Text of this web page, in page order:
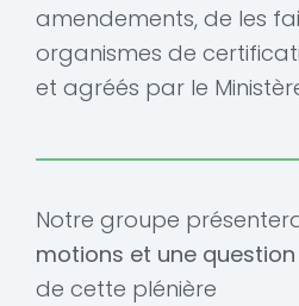
amendements, de les
organismes de
et agréés par le
Notre groupe
motions et une
de cette plénière